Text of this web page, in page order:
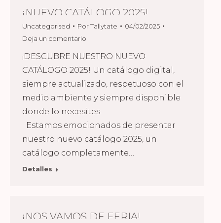
¡NUEVO CATÁLOGO 2025!
Uncategorised PorTallytate
04/02/2025
Deja un comentario
¡DESCUBRE NUESTRO NUEVO
CATÁLOGO 2025! Un catálogo digital,
siempre actualizado, respetuoso con el
medio ambiente y siempre disponible
donde lo necesites.
Estamos emocionados de presentar
nuestro nuevo catálogo 2025, un
catálogo completamente…
Detalles
¡NOS VAMOS DE FERIA!